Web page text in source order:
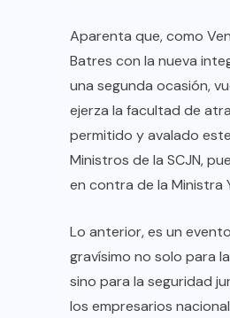
Aparenta que, como
Batres con la nueva
una segunda ocasión,
ejerza la facultad de
permitido y avalado
Ministros de la SCJN,
en contra de la Ministra
Lo anterior, es un
gravísimo no solo para
sino para la seguridad
los empresarios